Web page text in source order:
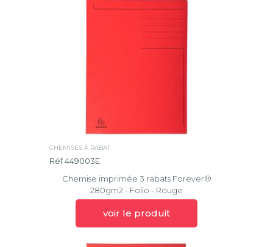
CHEMISES À RABAT
Réf 449003E
Chemise imprimée 3 rabats Forever®
280gm2 - Folio - Rouge
voir le produit